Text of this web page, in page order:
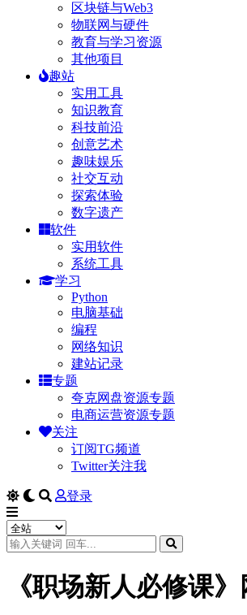
区块链与Web3
物联网与硬件
教育与学习资源
其他项目
趣站
实用工具
知识教育
科技前沿
创意艺术
趣味娱乐
社交互动
探索体验
数字遗产
软件
实用软件
系统工具
学习
Python
电脑基础
编程
网络知识
建站记录
专题
夸克网盘资源专题
电商运营资源专题
关注
订阅TG频道
Twitter关注我
登录
《职场新人必修课